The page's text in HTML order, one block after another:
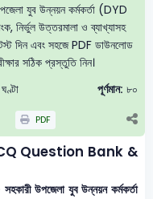
যুব উন্নয়ন কর্মকর্তা (DYD
নির্ভুল উত্তরমালা ও ব্যাখ্যাসহ
দিন এবং সহজে PDF ডাউনলোড
সঠিক প্রস্তুতি নিন।
পূর্ণমান: ৮০
PDF
Question Bank &
উপজেলা যুব উন্নয়ন কর্মকর্তা